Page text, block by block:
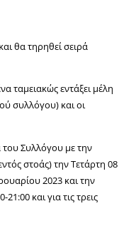
θα τηρηθεί σειρά
ταμειακώς εντάξει μέλη
συλλόγου) και οι
Συλλόγου με την
στοάς) την Τετάρτη 08
2023 και την
και για τις τρεις